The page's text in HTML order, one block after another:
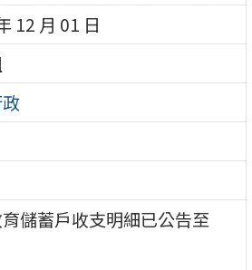
12 月 01 日
儲蓄戶收支明細已公告至